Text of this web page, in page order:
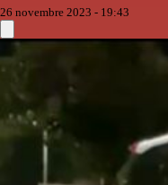
26 novembre 2023 - 19:43